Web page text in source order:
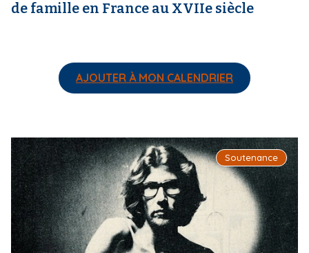
de famille en France au XVIIe siècle
AJOUTER À MON CALENDRIER
Soutenance
I
m
a
g
e
d
e